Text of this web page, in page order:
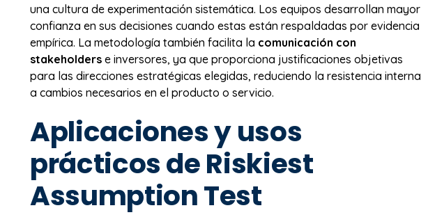
una cultura de experimentación sistemática. Los equipos desarrollan mayor
confianza en sus decisiones cuando estas están respaldadas por evidencia
empírica. La metodología también facilita la comunicación con
stakeholders e inversores, ya que proporciona justificaciones objetivas
para las direcciones estratégicas elegidas, reduciendo la resistencia interna
a cambios necesarios en el producto o servicio.
Aplicaciones y usos
prácticos de Riskiest
Assumption Test